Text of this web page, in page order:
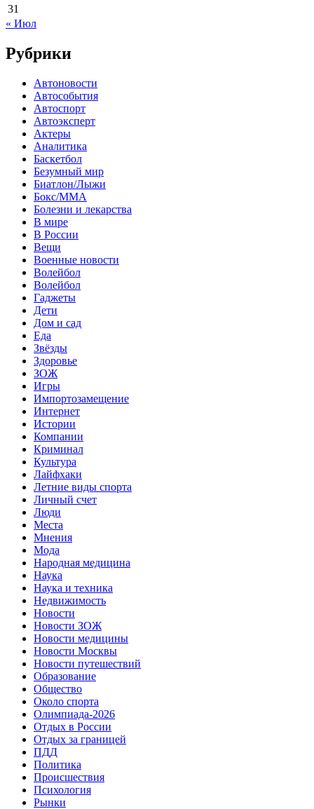
31
« Июл
Рубрики
Автоновости
Автособытия
Автоспорт
Автоэксперт
Актеры
Аналитика
Баскетбол
Безумный мир
Биатлон/Лыжи
Бокс/MMA
Болезни и лекарства
В мире
В России
Вещи
Военные новости
Волейбол
Волейбол
Гаджеты
Дети
Дом и сад
Еда
Звёзды
Здоровье
ЗОЖ
Игры
Импортозамещение
Интернет
Истории
Компании
Криминал
Культура
Лайфхаки
Летние виды спорта
Личный счет
Люди
Места
Мнения
Мода
Народная медицина
Наука
Наука и техника
Недвижимость
Новости
Новости ЗОЖ
Новости медицины
Новости Москвы
Новости путешествий
Образование
Общество
Около спорта
Олимпиада-2026
Отдых в России
Отдых за границей
ПДД
Политика
Происшествия
Психология
Рынки